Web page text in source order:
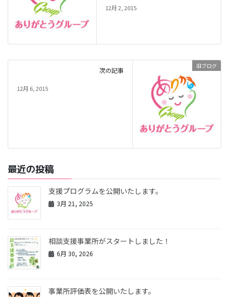
12月 2, 2015
旧ブログ
次の記事
12月 6, 2015
最近の投稿
支援プログラムを公開いたします。
3月 21, 2025
相談支援事業所がスタートしました！
6月 30, 2026
事業所評価表を公開いたします。